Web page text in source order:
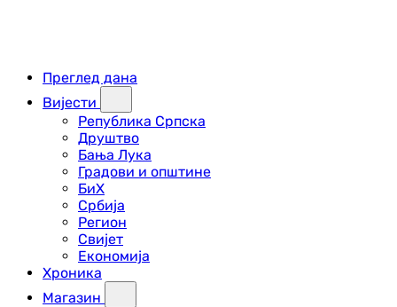
Преглед дана
Вијести
Република Српска
Друштво
Бања Лука
Градови и општине
БиХ
Србија
Регион
Свијет
Економија
Хроника
Магазин